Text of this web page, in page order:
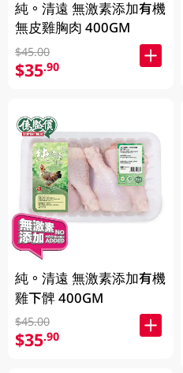
純。清遠 無激素添加有機
無皮雞胸肉 400GM
$45.00
$35.90
純。清遠 無激素添加有機
雞下髀 400GM
$45.00
$35.90